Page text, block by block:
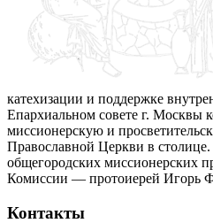
катехизации и поддержке
Епархиальном совете г. Москвы
миссионерскую и
Православной Церкви в
общегородских миссионерских
Комиссии — протоиерей Игорь
Контакты